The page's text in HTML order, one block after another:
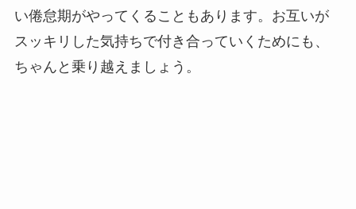
い倦怠期がやってくることもあります。お互いが
スッキリした気持ちで付き合っていくためにも、
ちゃんと乗り越えましょう。